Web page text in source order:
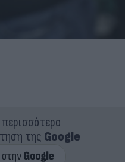
περισσότερο
της Google